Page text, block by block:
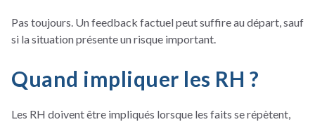
Pas toujours. Un feedback factuel peut suffire au départ, sauf
si la situation présente un risque important.
Quand impliquer les RH ?
Les RH doivent être impliqués lorsque les faits se répètent,